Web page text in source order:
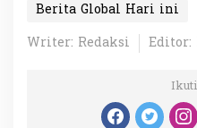
Berita Global Hari ini
Writer: Redaksi
Editor: